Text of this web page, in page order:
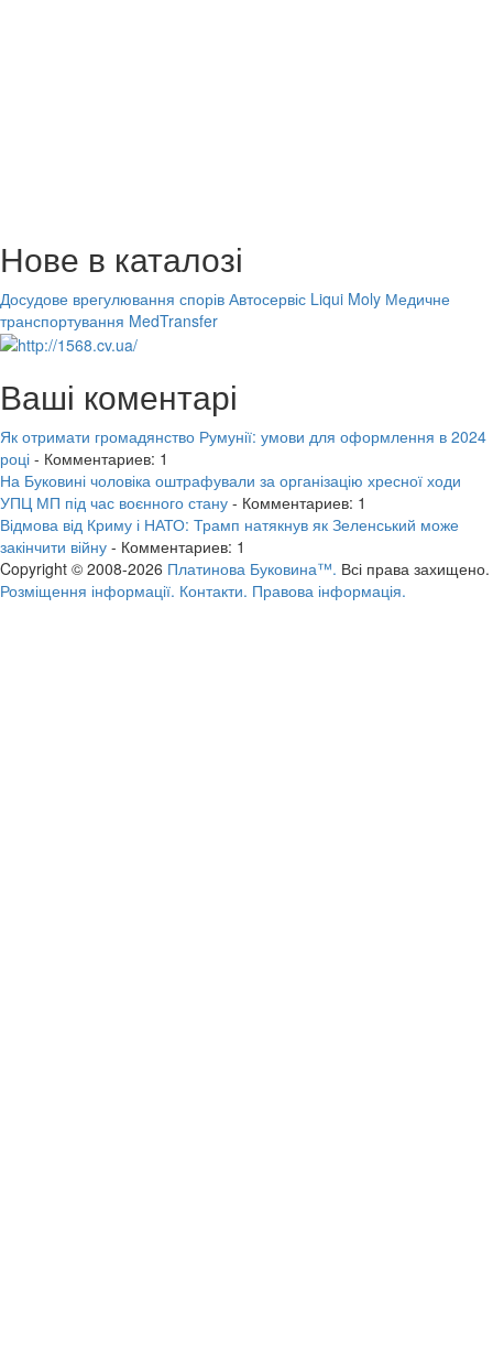
Нове в каталозі
Досудове врегулювання спорів Автосервіс Liqui Moly Медичне
транспортування MedTransfer
Ваші коментарі
Як отримати громадянство Румунії: умови для оформлення в 2024
році - Комментариев: 1
На Буковині чоловіка оштрафували за організацію хресної ходи
УПЦ МП під час воєнного стану - Комментариев: 1
Відмова від Криму і НАТО: Трамп натякнув як Зеленський може
закінчити війну - Комментариев: 1
Copyright © 2008-2026 Платинова Буковина™. Всі права захищено.
Розміщення інформації. Контакти. Правова інформація.